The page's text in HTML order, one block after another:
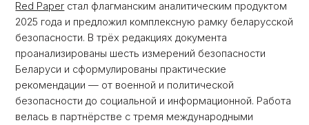
Red Paper стал флагманским аналитическим продуктом
2025 года и предложил комплексную рамку беларусской
безопасности. В трёх редакциях документа
проанализированы шесть измерений безопасности
Беларуси и сформулированы практические
рекомендации — от военной и политической
безопасности до социальной и информационной. Работа
велась в партнёрстве с тремя международными